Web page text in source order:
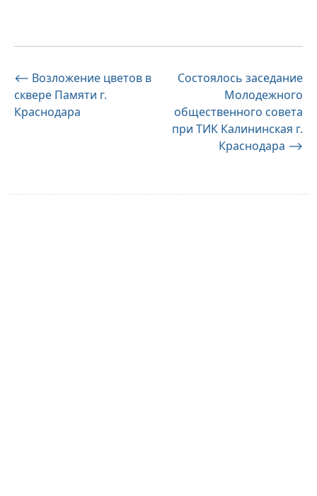
Навигация
по
записям
⟵ Возложение цветов в
сквере Памяти г.
Краснодара
Состоялось заседание
Молодежного
общественного совета
при ТИК Калининская г.
Краснодара ⟶